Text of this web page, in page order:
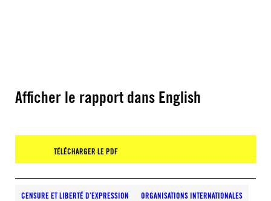
Afficher le rapport dans English
TÉLÉCHARGER LE PDF
CENSURE ET LIBERTÉ D’EXPRESSION ORGANISATIONS INTERNATIONALES